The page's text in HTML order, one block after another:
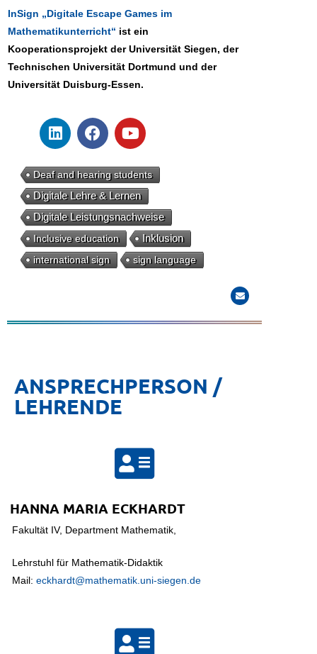
InSign „Digitale Escape Games im
Mathematikunterricht“ ist ein
Kooperationsprojekt der Universität Siegen, der
Technischen Universität Dortmund und der
Universität Duisburg-Essen.
Deaf and hearing students
Digitale Lehre & Lernen
Digitale Leistungsnachweise
Inclusive education
Inklusion
international sign
sign language
ANSPRECHPERSON /
LEHRENDE
HANNA MARIA ECKHARDT
Fakultät IV, Department Mathematik,
Lehrstuhl für Mathematik-Didaktik
Mail: eckhardt@mathematik.uni-siegen.de